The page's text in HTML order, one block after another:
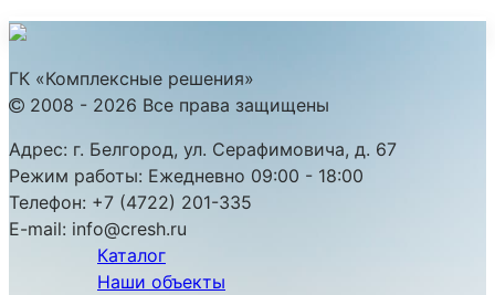
ГК «Комплексные решения»
2008 - 2026 Все права защищены
Адрес: г. Белгород, ул. Серафимовича, д. 67
Режим работы: Ежедневно 09:00 - 18:00
Телефон: +7 (4722) 201-335
E-mail: info@cresh.ru
Каталог
Наши объекты